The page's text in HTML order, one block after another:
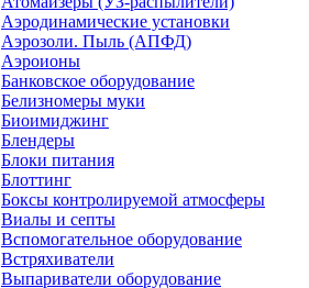
Аэродинамические установки
Аэрозоли. Пыль (АПФД)
Аэроионы
Банковское оборудование
Белизномеры муки
Биоимиджинг
Блендеры
Блоки питания
Блоттинг
Боксы контролируемой атмосферы
Виалы и септы
Вспомогательное оборудование
Встряхиватели
Выпариватели оборудование